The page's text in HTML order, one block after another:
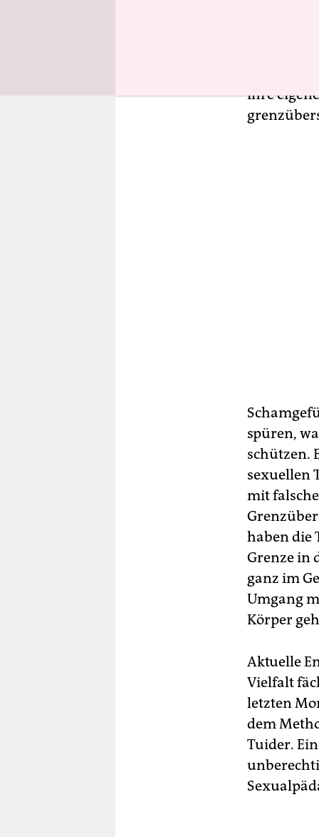
gelten.
Buch
ihre
spüren,
schützen.
sexuellen
mit
haben die
Grenze in
ganz im
Umgang
Körper
Aktuelle
Vielfalt
letzten
dem
Tuider.